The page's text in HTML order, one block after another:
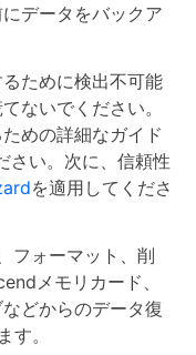
データをバックア
ために検出不可能
ないでください。
めの詳細なガイド
さい。次に、信頼性
を適用してくださ
フォーマット、削
メモリカード、
どからのデータ復
す。